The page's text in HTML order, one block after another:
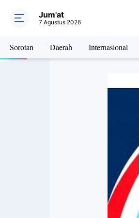
Jum'at
7 Agustus 2026
Sorotan Daerah Internasional